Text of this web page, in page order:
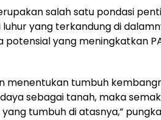
salah satu pondasi
luhur yang terkandung di
potensial yang meningkatkan
menentukan tumbuh
sebagai tanah, maka
tumbuh di atasnya,”